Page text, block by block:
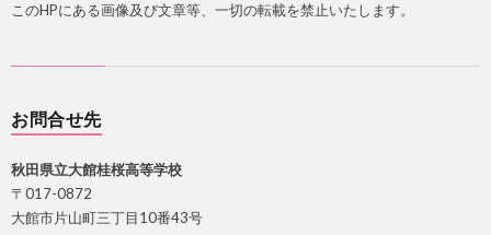
このHPにある画像及び文章等、一切の転載を禁止いたします。
お問合せ先
秋田県立大館桂桜高等学校
〒017-0872
大館市片山町三丁目10番43号